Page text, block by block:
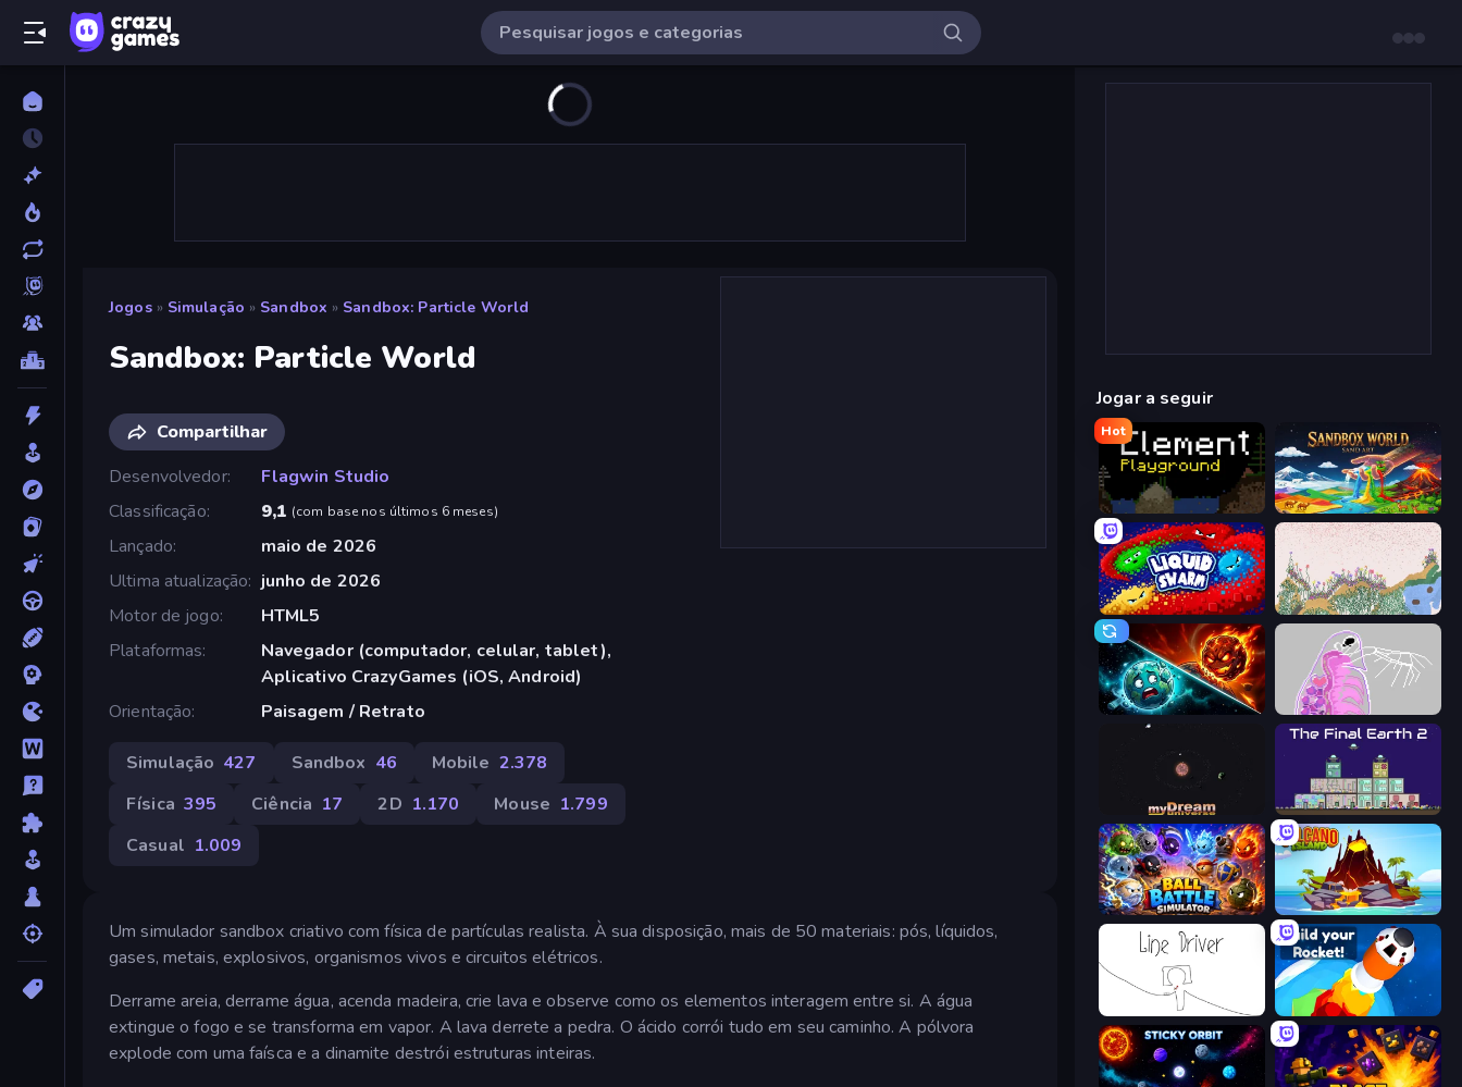
Jogos » Simulação » Sandbox » Sandbox: Particle World
Sandbox: Particle World
Compartilhar
Desenvolvedor
Flagwin Studio
Classificação
9,1 (com base nos últimos 6 meses)
Lançado
maio de 2026
Ultima atualização
junho de 2026
Motor de jogo
HTML5
Plataformas
Navegador (computador, celular, tablet),
Aplicativo CrazyGames (iOS, Android)
Orientação
Paisagem / Retrato
Simulação 427 Sandbox 46 Mobile 2.378
Física 395 Ciência 17 2D 1.170 Mouse 1.799
Casual 1.009
Um simulador sandbox criativo com física de partículas realista. À sua disposição, mais de 50 materiais: pós, líquidos,
gases, metais, explosivos, organismos vivos e circuitos elétricos.
Derrame areia, derrame água, acenda madeira, crie lava e observe como os elementos interagem entre si. A água
extingue o fogo e se transforma em vapor. A lava derrete a pedra. O ácido corrói tudo em seu caminho. A pólvora
explode com uma faísca e a dinamite destrói estruturas inteiras.
Jogar a seguir
Hot
Element Playground Sandbox World: Sand Art
Liquid Swarm Sandspiel
PlanetCrush 2 Orb.Farm
myDream Universe The Final Earth 2
Ball Battle Simulator Volcano Island
Build your Rocket